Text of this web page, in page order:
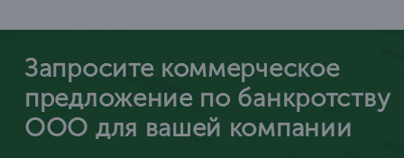
Запросите коммерческое
предложение по банкротству
ООО для вашей компании